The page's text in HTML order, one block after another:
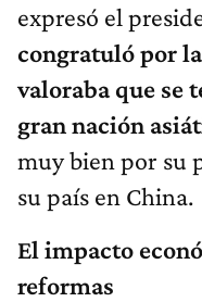
expresó el
congratuló por
valoraba que se
gran nación
muy bien por su
su país en China.
El impacto
reformas